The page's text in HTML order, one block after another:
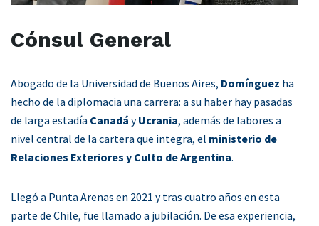
Cónsul General
Abogado de la Universidad de Buenos Aires, Domínguez ha
hecho de la diplomacia una carrera: a su haber hay pasadas
de larga estadía Canadá yUcrania, además de labores a
nivel central de la cartera que integra, el ministerio de
Relaciones Exteriores y Culto de Argentina.
Llegó a Punta Arenas en 2021 y tras cuatro años en esta
parte de Chile, fue llamado a jubilación. De esa experiencia,